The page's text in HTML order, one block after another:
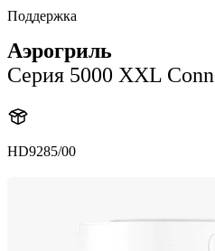
Поддержка
Аэрогриль
Серия 5000 XXL
HD9285/00